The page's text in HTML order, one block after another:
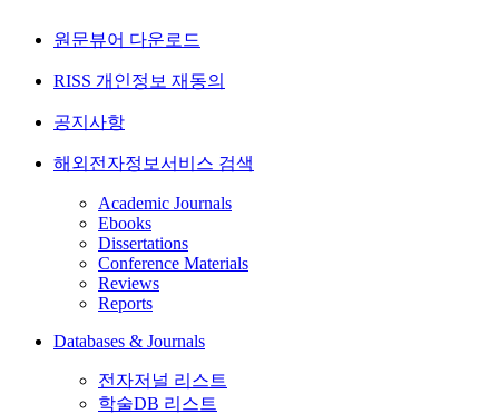
원문뷰어 다운로드
RISS 개인정보 재동의
공지사항
해외전자정보서비스 검색
Academic Journals
Ebooks
Dissertations
Conference Materials
Reviews
Reports
Databases & Journals
전자저널 리스트
학술DB 리스트